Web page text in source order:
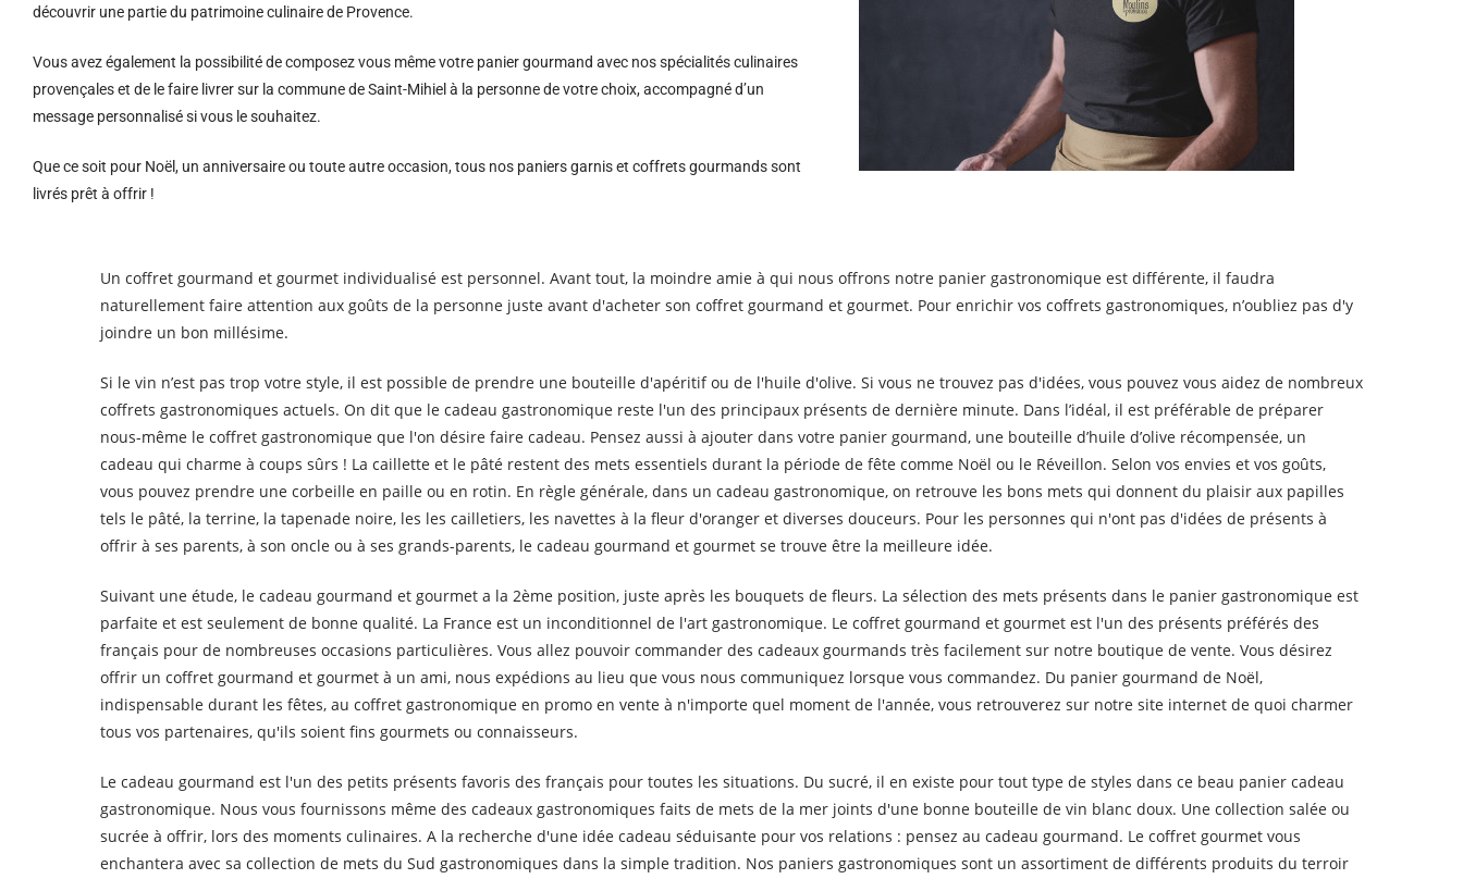
découvrir une partie du patrimoine culinaire de Provence.
Vous avez également la possibilité de composez vous même votre panier gourmand avec nos spécialités culinaires
provençales et de le faire livrer sur la commune de Saint-Mihiel à la personne de votre choix, accompagné d’un
message personnalisé si vous le souhaitez.
Que ce soit pour Noël, un anniversaire ou toute autre occasion, tous nos paniers garnis et coffrets gourmands sont
livrés prêt à offrir !
Un coffret gourmand et gourmet individualisé est personnel. Avant tout, la moindre amie à qui nous offrons notre panier gastronomique est différente, il faudra
naturellement faire attention aux goûts de la personne juste avant d'acheter son coffret gourmand et gourmet. Pour enrichir vos coffrets gastronomiques, n’oubliez pas d'y
joindre un bon millésime.
Si le vin n’est pas trop votre style, il est possible de prendre une bouteille d'apéritif ou de l'huile d'olive. Si vous ne trouvez pas d'idées, vous pouvez vous aidez de nombreux
coffrets gastronomiques actuels. On dit que le cadeau gastronomique reste l'un des principaux présents de dernière minute. Dans l’idéal, il est préférable de préparer
nous-même le coffret gastronomique que l'on désire faire cadeau. Pensez aussi à ajouter dans votre panier gourmand, une bouteille d’huile d’olive récompensée, un
cadeau qui charme à coups sûrs ! La caillette et le pâté restent des mets essentiels durant la période de fête comme Noël ou le Réveillon. Selon vos envies et vos goûts,
vous pouvez prendre une corbeille en paille ou en rotin. En règle générale, dans un cadeau gastronomique, on retrouve les bons mets qui donnent du plaisir aux papilles
tels le pâté, la terrine, la tapenade noire, les les cailletiers, les navettes à la fleur d'oranger et diverses douceurs. Pour les personnes qui n'ont pas d'idées de présents à
offrir à ses parents, à son oncle ou à ses grands-parents, le cadeau gourmand et gourmet se trouve être la meilleure idée.
Suivant une étude, le cadeau gourmand et gourmet a la 2ème position, juste après les bouquets de fleurs. La sélection des mets présents dans le panier gastronomique est
parfaite et est seulement de bonne qualité. La France est un inconditionnel de l'art gastronomique. Le coffret gourmand et gourmet est l'un des présents préférés des
français pour de nombreuses occasions particulières. Vous allez pouvoir commander des cadeaux gourmands très facilement sur notre boutique de vente. Vous désirez
offrir un coffret gourmand et gourmet à un ami, nous expédions au lieu que vous nous communiquez lorsque vous commandez. Du panier gourmand de Noël,
indispensable durant les fêtes, au coffret gastronomique en promo en vente à n'importe quel moment de l'année, vous retrouverez sur notre site internet de quoi charmer
tous vos partenaires, qu'ils soient fins gourmets ou connaisseurs.
Le cadeau gourmand est l'un des petits présents favoris des français pour toutes les situations. Du sucré, il en existe pour tout type de styles dans ce beau panier cadeau
gastronomique. Nous vous fournissons même des cadeaux gastronomiques faits de mets de la mer joints d'une bonne bouteille de vin blanc doux. Une collection salée ou
sucrée à offrir, lors des moments culinaires. A la recherche d'une idée cadeau séduisante pour vos relations : pensez au cadeau gourmand. Le coffret gourmet vous
enchantera avec sa collection de mets du Sud gastronomiques dans la simple tradition. Nos paniers gastronomiques sont un assortiment de différents produits du terroir